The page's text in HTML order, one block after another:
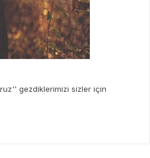
gezdiklerimizi sizler için